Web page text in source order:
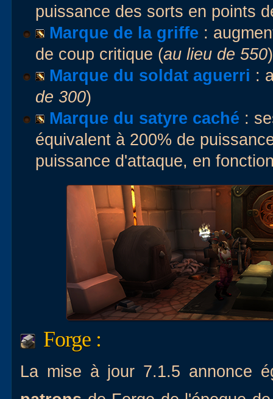
puissance des sorts en points
Marque de la griffe :
de coup critique (au lieu de 550)
Marque du soldat aguerri :
de 300)
Marque du satyre caché :
équivalent à 200% de
puissance d'attaque, en
Forge :
La mise à jour 7.1.5 annonce